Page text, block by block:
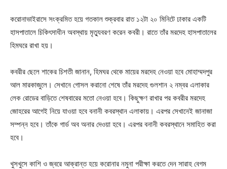
করোনাভাইরাসে সংক্রমিত হয়ে গতকাল শুক্রবার রাত ১২টা ২০ মিনিটে ঢাকার একটি
হাসপাতালে চিকিৎসাধীন অবস্থায় মৃত্যুবরণ করেন কবরী। রাতে তাঁর মরদেহ হাসপাতালের
হিমঘরে রাখা হয়।
কবরীর ছেলে শাকের চিশতী জানান, হিমঘর থেকে মায়ের মরদেহ নেওয়া হবে মোহাম্মদপুর
আল মারকাজুলে। সেখানে গোসল করানো শেষে তাঁর মরদেহ গুলশান ২ নম্বর এলাকার
লেক রোডের বাড়িতে শেষবারের মতো নেওয়া হবে। কিছুক্ষণ রাখার পর কবরীর মরদেহ
জোহরের আগেই নিয়ে যাওয়া হবে বনানী কবরস্থান এলাকায়। এরপর সেখানেই জানাজা
সম্পন্ন হবে। তাঁকে গার্ড অব অনার দেওয়া হবে। এরপর বনানী কবরস্থানে সমাহিত করা
হবে।
খুসখুসে কাশি ও জ্বরে আক্রান্ত হয়ে করোনার নমুনা পরীক্ষা করতে দেন সারাহ বেগম